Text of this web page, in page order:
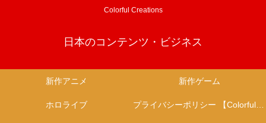
Colorful Creations
日本のコンテンツ・ビジネス
新作アニメ 新作ゲーム
ホロライブ プライバシーポリシー 【Colorful Creation】